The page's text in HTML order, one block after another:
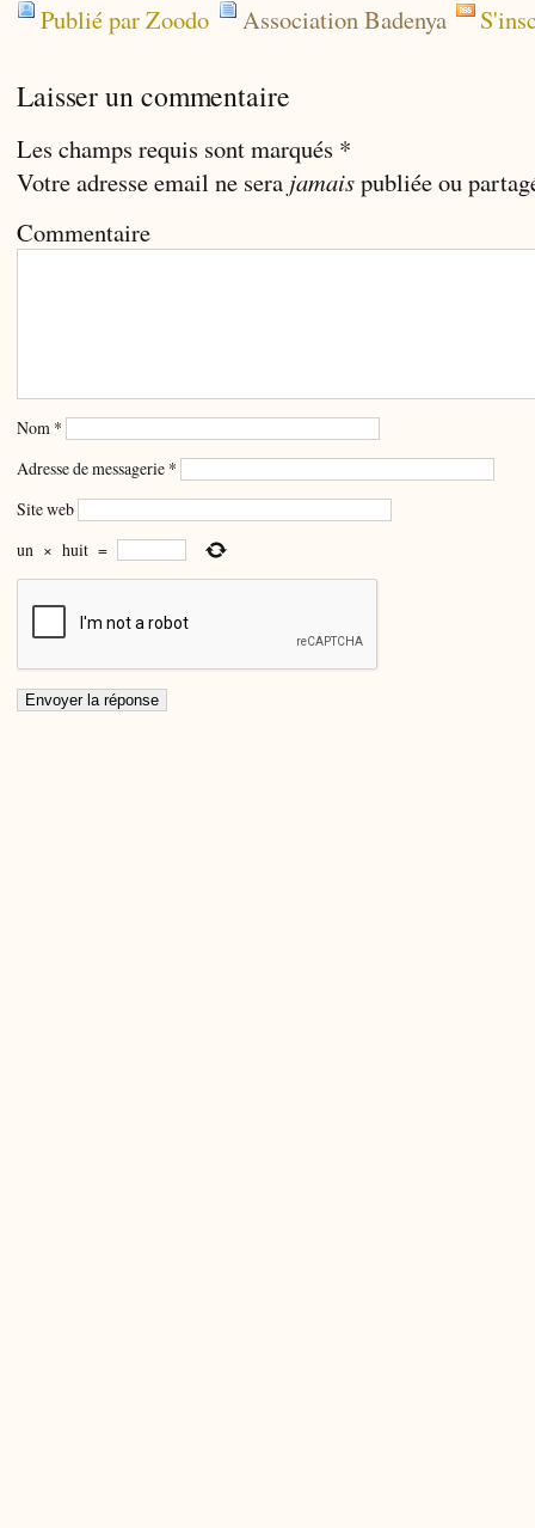
Publié par Zoodo
Association Badenya
Laisser un commentaire
Les champs requis sont marqués *
Votre adresse email ne sera jamaispubliée ou
Commentaire
Nom *
Adresse de messagerie *
Site web
un × huit =